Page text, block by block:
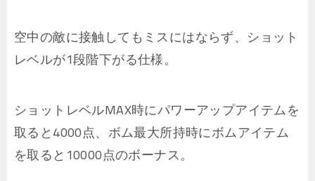
空中の敵に接触してもミスにはならず、ショット
レベルが1段階下がる仕様。
ショットレベルMAX時にパワーアップアイテムを
取ると4000点、ボム最大所持時にボムアイテム
を取ると10000点のボーナス。